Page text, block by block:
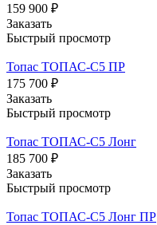
159 900 ₽
Заказать
Быстрый просмотр
Топас ТОПАС-С5 ПР
175 700 ₽
Заказать
Быстрый просмотр
Топас ТОПАС-С5 Лонг
185 700 ₽
Заказать
Быстрый просмотр
Топас ТОПАС-С5 Лонг ПР